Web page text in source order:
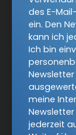
AGB
des E-
ein. Den
kann ich
Ich bin
meine
Newsletter
jederzeit